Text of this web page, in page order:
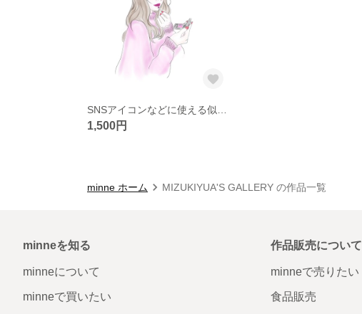
1,500円
minne ホーム MIZUKIYUA'S GALLERY の作品一覧
minneを知る
minneについて
minneで買いたい
作品販売について
minneで売りたい
食品販売